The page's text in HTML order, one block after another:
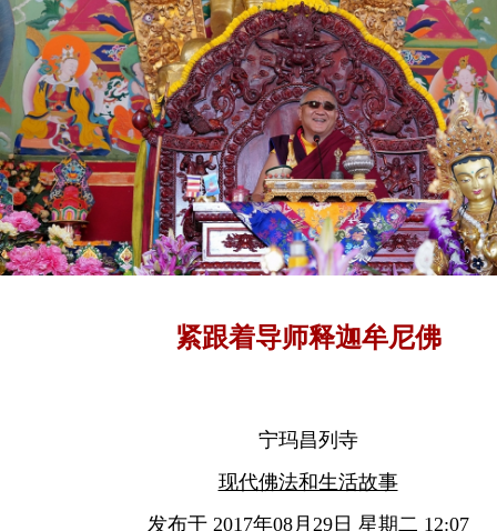
紧跟着导师释迦牟尼佛
宁玛昌列寺
现代佛法和生活故事
发布于 2017年08月29日 星期二 12:07